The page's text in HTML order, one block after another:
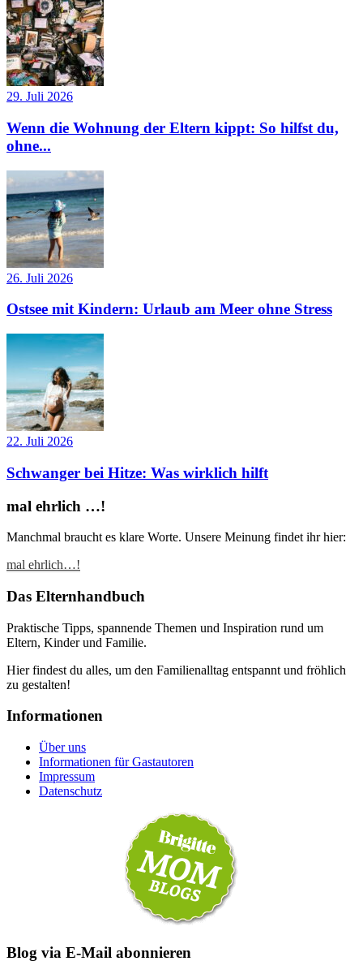
29. Juli 2026
Wenn die Wohnung der Eltern kippt: So hilfst du,
ohne...
26. Juli 2026
Ostsee mit Kindern: Urlaub am Meer ohne Stress
22. Juli 2026
Schwanger bei Hitze: Was wirklich hilft
mal ehrlich …!
Manchmal braucht es klare Worte. Unsere Meinung findet ihr hier:
mal ehrlich…!
Das Elternhandbuch
Praktische Tipps, spannende Themen und Inspiration rund um
Eltern, Kinder und Familie.
Hier findest du alles, um den Familienalltag entspannt und fröhlich
zu gestalten!
Informationen
Über uns
Informationen für Gastautoren
Impressum
Datenschutz
Blog via E-Mail abonnieren